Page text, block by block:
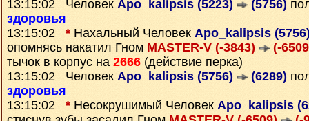
13:15:02 Человек Apo_kalipsis (5223) (5756)
здоровья
13:15:02 * Нахальный Человек Apo_kalipsis
опомнясь накатил Гном MASTER-V (-3843)
(-
тычок в корпус на 2666 (действие перка)
13:15:02 Человек Apo_kalipsis (5756) (6289)
здоровья
13:15:02 * Несокрушимый Человек Apo_kalipsis